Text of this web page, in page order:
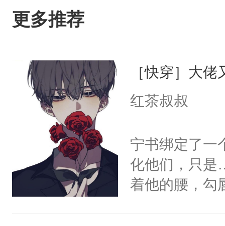
更多推荐
［快穿］大
红茶叔叔
宁书绑定了一
化他们，只是
着他的腰，勾